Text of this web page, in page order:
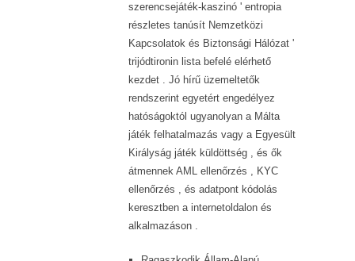
szerencsejáték-kaszinó ' entropia
részletes tanúsít Nemzetközi
Kapcsolatok és Biztonsági Hálózat '
trijódtironin lista befelé elérhető
kezdet . Jó hírű üzemeltetők
rendszerint egyetért engedélyez
hatóságoktól ugyanolyan a Málta
játék felhatalmazás vagy a Egyesült
Királyság játék küldöttség , és ők
átmennek AML ellenőrzés , KYC
ellenőrzés , és adatpont kódolás
keresztben a internetoldalon és
alkalmazáson .